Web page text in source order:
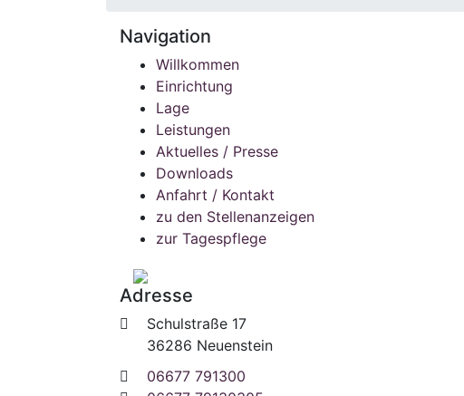
Navigation
Willkommen
Einrichtung
Lage
Leistungen
Aktuelles / Presse
Downloads
Anfahrt / Kontakt
zu den Stellenanzeigen
zur Tagespflege
Adresse
Schulstraße 17
36286 Neuenstein
06677 791300